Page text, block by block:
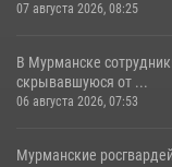
07 августа 2026, 08:25
В Мурманске
скрывавшуюся от ...
06 августа 2026, 07:53
Мурманские